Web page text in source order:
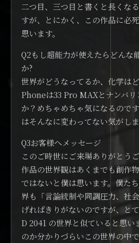
二つ目、三つ目と書くと長くな
すが、とにかく、この作品に必
思います。
Q2もし超能力が使えたらどんな
か?
世界がどうなってるか、化学は
Phoneは33 Pro MAXとナンバリ
か？めちゃめちゃ気になるので
はそんなに変わってない気がしま
Q3お客様へメッセージ
このご時世にご来場ありがとう
作品の世界観はあくまでも創作物
ではないと僕は思います。僕た
界も「言論統制や同調圧力、社
げればきりがないのですが、と
D 2041 の世界と似ていると思い
のか分かりづらいこの世界の中